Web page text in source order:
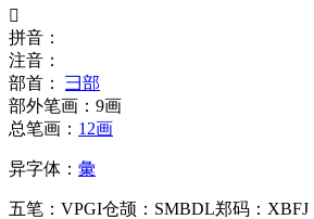
𢑤
拼音：
注音：
部首：
彐部
部外笔画： 9画
总笔画： 12画
异字体： 彙
五笔： VPGI仓颉： SMBDL郑码： XBFJ